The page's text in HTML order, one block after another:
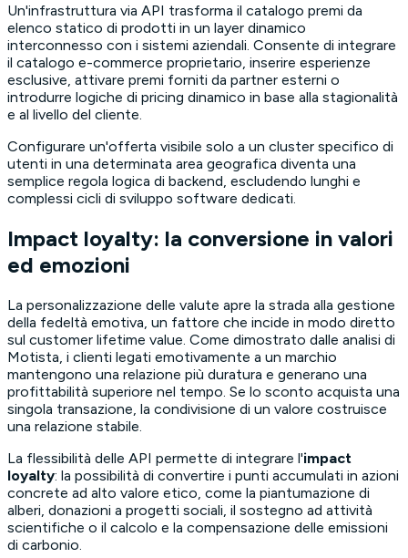
Un'infrastruttura via API trasforma il catalogo premi da
elenco statico di prodotti in un layer dinamico
interconnesso con i sistemi aziendali. Consente di integrare
il catalogo e-commerce proprietario, inserire esperienze
esclusive, attivare premi forniti da partner esterni o
introdurre logiche di pricing dinamico in base alla stagionalità
e al livello del cliente.
Configurare un'offerta visibile solo a un cluster specifico di
utenti in una determinata area geografica diventa una
semplice regola logica di backend, escludendo lunghi e
complessi cicli di sviluppo software dedicati.
Impact loyalty: la conversione in valori
ed emozioni
La personalizzazione delle valute apre la strada alla gestione
della fedeltà emotiva, un fattore che incide in modo diretto
sul customer lifetime value . Come dimostrato dalle analisi di
Motista, i clienti legati emotivamente a un marchio
mantengono una relazione più duratura e generano una
profittabilità superiore nel tempo. Se lo sconto acquista una
singola transazione, la condivisione di un valore costruisce
una relazione stabile.
La flessibilità delle API permette di integrare l'impact
loyalty: la possibilità di convertire i punti accumulati in azioni
concrete ad alto valore etico, come la piantumazione di
alberi, donazioni a progetti sociali, il sostegno ad attività
scientifiche o il calcolo e la compensazione delle emissioni
di carbonio.